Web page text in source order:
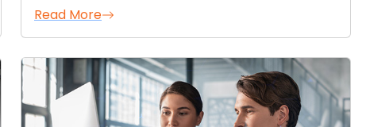
Read More